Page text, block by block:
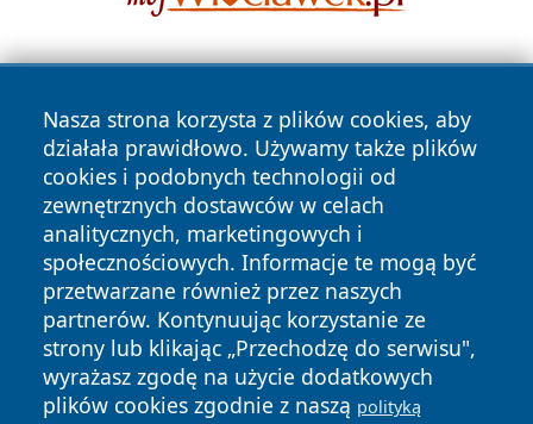
Nasza strona korzysta z plików cookies, aby
działała prawidłowo. Używamy także plików
cookies i podobnych technologii od
zewnętrznych dostawców w celach
analitycznych, marketingowych i
społecznościowych. Informacje te mogą być
przetwarzane również przez naszych
partnerów. Kontynuując korzystanie ze
strony lub klikając „Przechodzę do serwisu",
wyrażasz zgodę na użycie dodatkowych
plików cookies zgodnie z naszą polityką
Copyright © 2026 nowosadecki24.pl Wszystkie prawa
zastrzeżone.
News Autorzy
Polityka
Prywatności
Polityka
Cookies